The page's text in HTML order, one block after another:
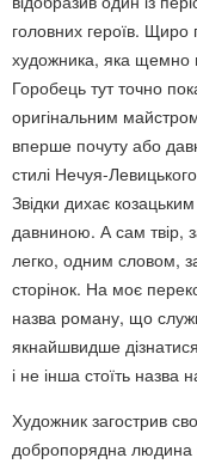
головних героїв. Щиро
художника, яка щемно
Горобець тут точно
оригінальним
вперше почуту або
стилі Нечуя-
Звідки дихає
давниною. А сам твір,
легко, одним словом,
сторінок. На моє
назва роману, що
якнайшвидше
і не інша стоїть назва
Художник загострив
добропорядна